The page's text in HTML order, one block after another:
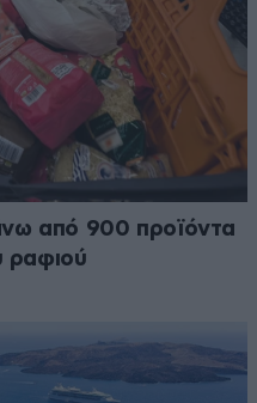
από 900 προϊόντα
ραφιού